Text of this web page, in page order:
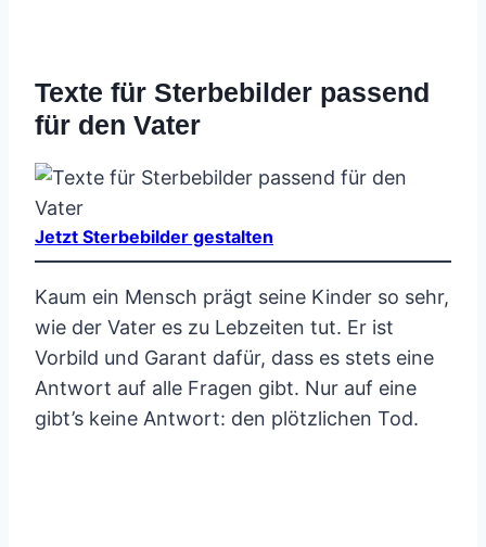
Texte für Sterbebilder passend
für den Vater
Jetzt Sterbebilder gestalten
Kaum ein Mensch prägt seine Kinder so sehr,
wie der Vater es zu Lebzeiten tut. Er ist
Vorbild und Garant dafür, dass es stets eine
Antwort auf alle Fragen gibt. Nur auf eine
gibt’s keine Antwort: den plötzlichen Tod.